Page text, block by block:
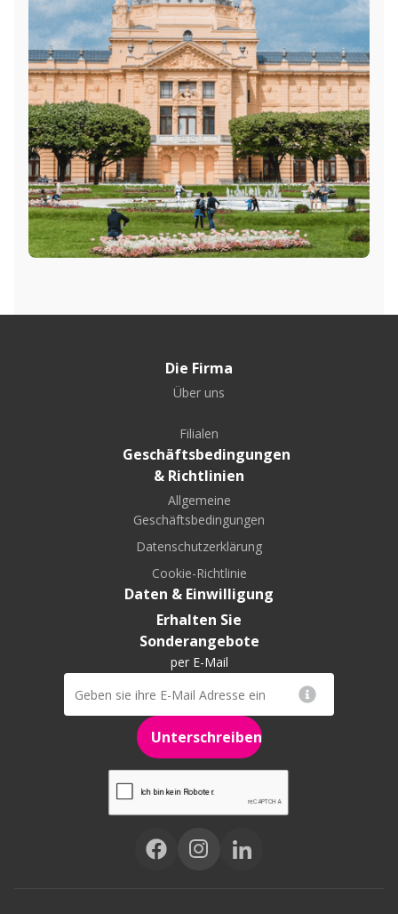
Die Firma
Über uns
Filialen
Geschäftsbedingungen
& Richtlinien
Allgemeine
Geschäftsbedingungen
Datenschutzerklärung
Cookie-Richtlinie
Daten & Einwilligung
Erhalten Sie
Sonderangebote
per E-Mail
Unterschreiben